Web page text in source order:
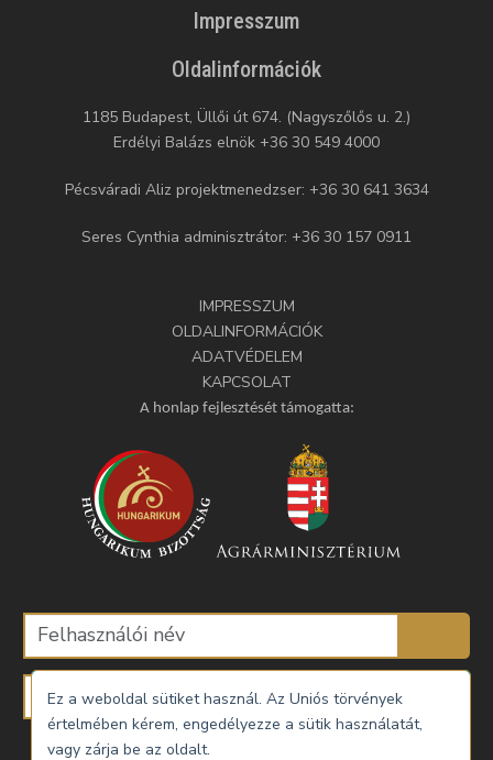
Impresszum
Oldalinformációk
1185 Budapest, Üllői út 674. (Nagyszőlős u. 2.)
Erdélyi Balázs elnök +36 30 549 4000
Pécsváradi Aliz projektmenedzser: +36 30 641 3634
Seres Cynthia adminisztrátor: +36 30 157 0911
IMPRESSZUM
OLDALINFORMÁCIÓK
ADATVÉDELEM
KAPCSOLAT
A honlap fejlesztését támogatta:
Emlékezzen rám
Ez a weboldal sütiket használ. Az Uniós törvények
értelmében kérem, engedélyezze a sütik használatát,
vagy zárja be az oldalt.
További információ
Engedélyez